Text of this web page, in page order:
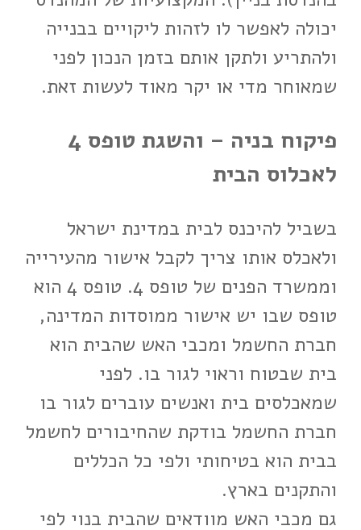
יכולה לאפשר לו לזהות ליקויים בבנייה
ולהתריע ולתקן אותם בזמן הנכון לפני
שמאוחר מדי או יקר מאוד לעשות זאת.
פיקוח בניה – והשגת טופס 4
לאכלוס הבית
בשביל להיכנס לבית במדינת ישראל
ולאכלס אותו צריך לקבל אישור מהעירייה
וממשרד הפנים של טופס 4. טופס 4 הוא
טופס שבו יש אישור ממוסדות המדינה,
חברת החשמל ומכבי האש שהבית הוא
בית שבטוח וראוי לגור בו. לפני
שמאכלסים בית ואנשים עוברים לגור בו
חברת החשמל בודקת שהחיבורים לחשמל
בבית הוא בטיחותי ולפי כל הכללים
והתקנים בארץ.
גם מכבי האש מוודאים שהבית בנוי לפי